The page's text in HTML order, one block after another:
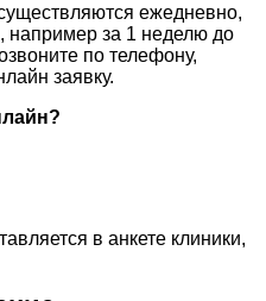
ежедневно,
например за 1 неделю до
по телефону,
заявку.
в анкете клиники,